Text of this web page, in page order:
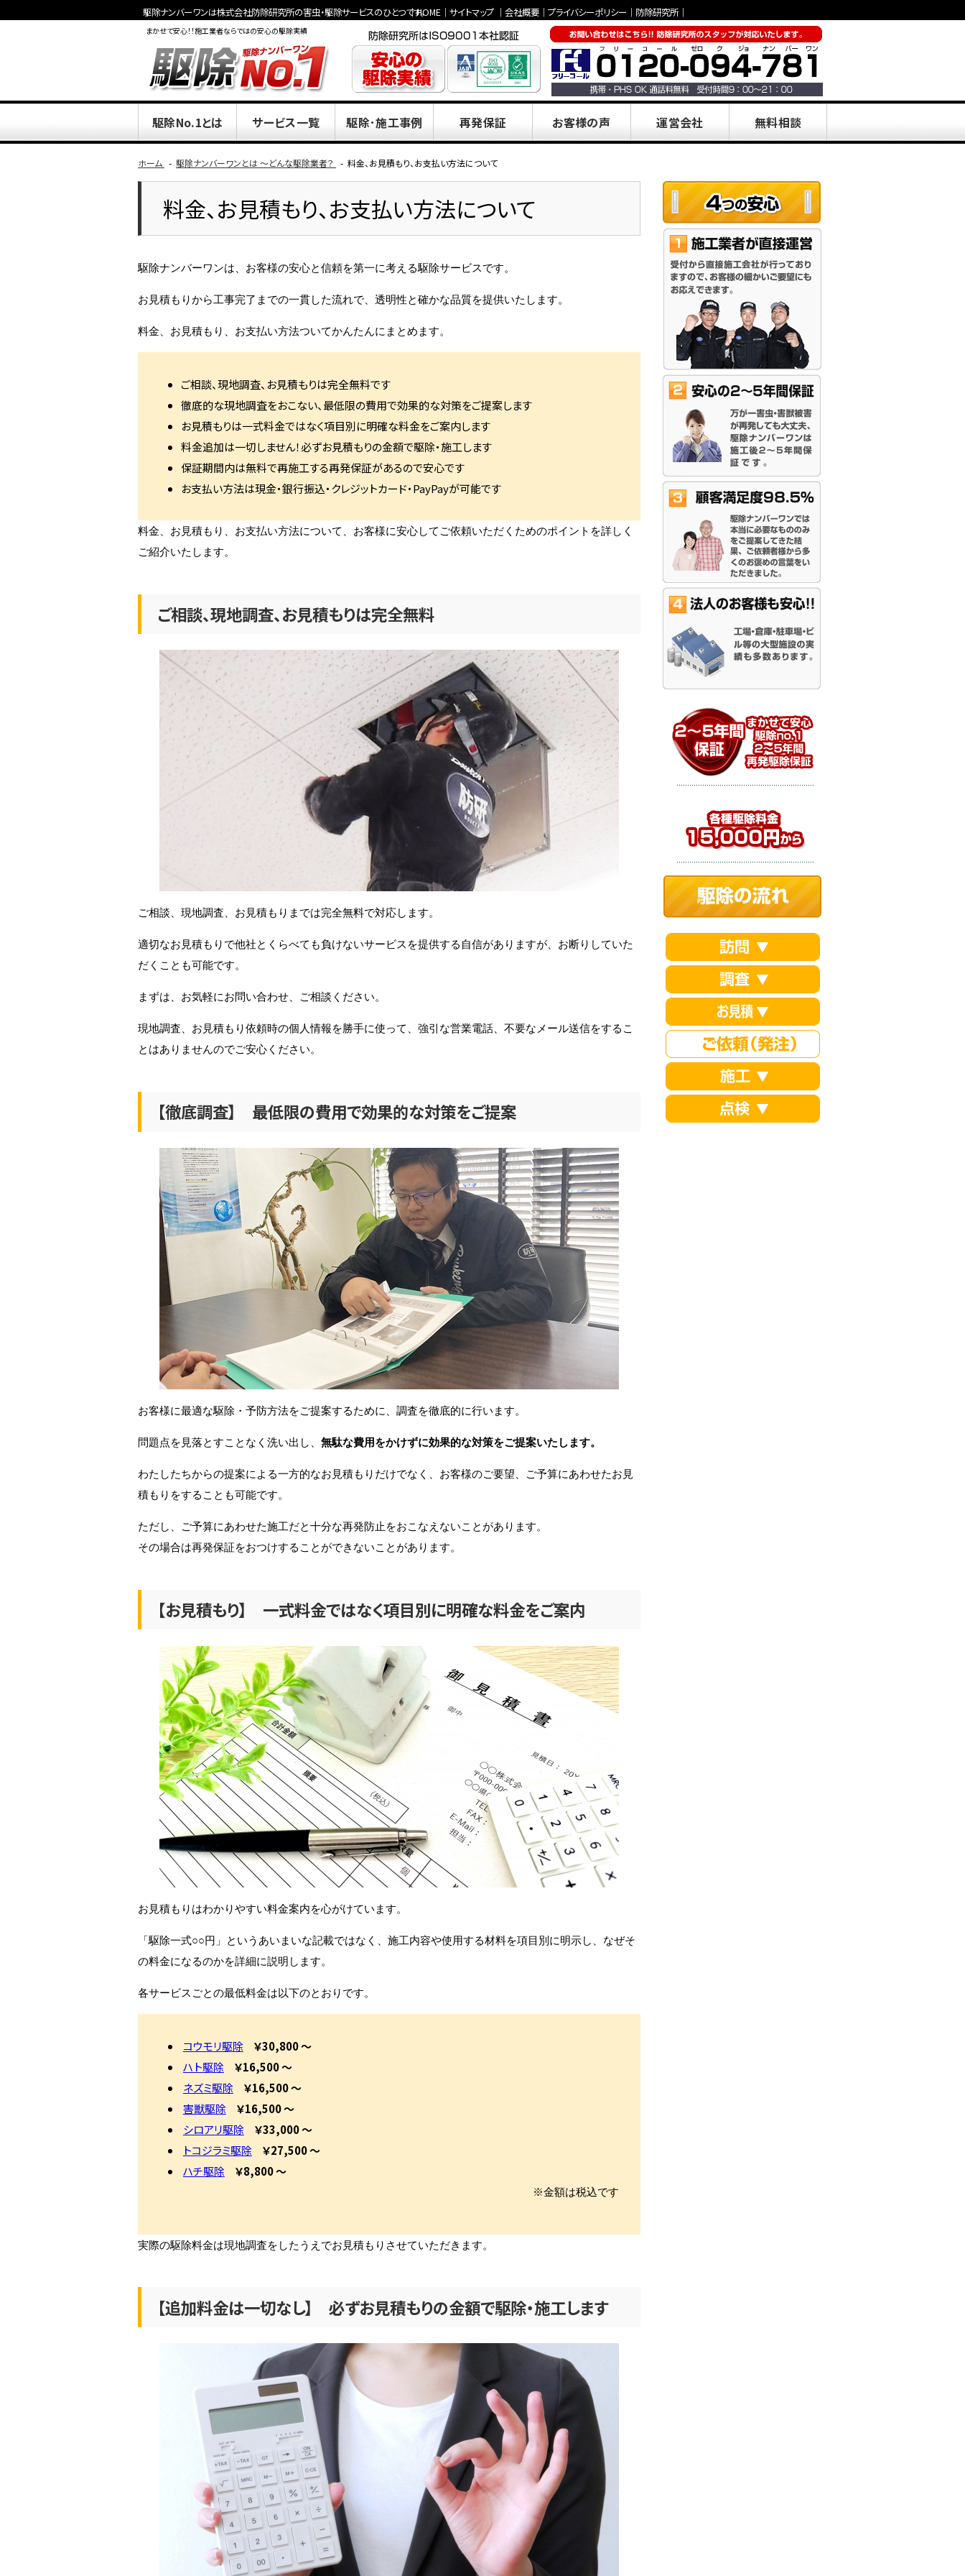
駆除ナンバーワンは株式会社防除研究所の害虫・駆除サービスのひとつです。
｜HOME ｜ サイトマップ ｜ 会社概要 ｜ プライバシーポリシー ｜ 防除研究所｜
まかせて安心！！施工業者ならではの安心の駆除実績
駆除No.1とは サービス一覧 駆除･施工事例 再発保証 お客様の声 運営会社 無料相談
ホーム 駆除ナンバーワンとは ～どんな駆除業者？ 料金、お見積もり、お支払い方法について
料金、お見積もり、お支払い方法について
駆除ナンバーワンは、お客様の安心と信頼を第一に考える駆除サービスです。
お見積もりから工事完了までの一貫した流れで、透明性と確かな品質を提供いたします。
料金、お見積もり、お支払い方法ついてかんたんにまとめます。
ご相談、現地調査、お見積もりは完全無料です
徹底的な現地調査をおこない、最低限の費用で効果的な対策をご提案します
お見積もりは一式料金ではなく項目別に明確な料金をご案内します
料金追加は一切しません！必ずお見積もりの金額で駆除・施工します
保証期間内は無料で再施工する再発保証があるので安心です
お支払い方法は現金・銀行振込・クレジットカード・PayPayが可能です
料金、お見積もり、お支払い方法について、お客様に安心してご依頼いただくためのポイントを詳しく
ご紹介いたします。
ご相談、現地調査、お見積もりは完全無料
ご相談、現地調査、お見積もりまでは完全無料で対応します。
適切なお見積もりで他社とくらべても負けないサービスを提供する自信がありますが、お断りしていた
だくことも可能です。
まずは、お気軽にお問い合わせ、ご相談ください。
現地調査、お見積もり依頼時の個人情報を勝手に使って、強引な営業電話、不要なメール送信をするこ
とはありませんのでご安心ください。
【徹底調査】 最低限の費用で効果的な対策をご提案
お客様に最適な駆除・予防方法をご提案するために、調査を徹底的に行います。
問題点を見落とすことなく洗い出し、 無駄な費用をかけずに効果的な対策をご提案いたします。
わたしたちからの提案による一方的なお見積もりだけでなく、お客様のご要望、ご予算にあわせたお見
積もりをすることも可能です。
ただし、ご予算にあわせた施工だと十分な再発防止をおこなえないことがあります。
その場合は再発保証をおつけすることができないことがあります。
【お見積もり】 一式料金ではなく項目別に明確な料金をご案内
お見積もりはわかりやすい料金案内を心がけています。
「駆除一式○○円」というあいまいな記載ではなく、施工内容や使用する材料を項目別に明示し、なぜそ
の料金になるのかを詳細に説明します。
各サービスごとの最低料金は以下のとおりです。
コウモリ駆除
￥30,800 ～
ハト駆除
￥16,500 ～
ネズミ駆除
￥16,500 ～
害獣駆除
￥16,500 ～
シロアリ駆除
￥33,000 ～
トコジラミ駆除
￥27,500 ～
ハチ駆除
￥8,800 ～
※金額は税込です
実際の駆除料金は現地調査をしたうえでお見積もりさせていただきます。
【追加料金は一切なし】 必ずお見積もりの金額で駆除・施工します